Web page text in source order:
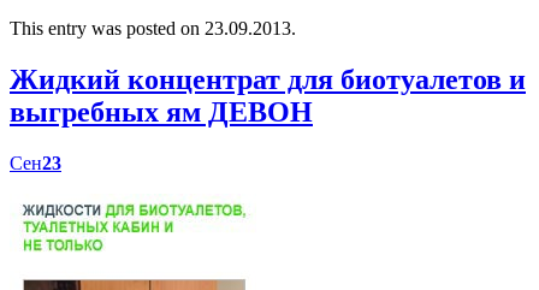
This entry was posted on 23.09.2013.
Жидкий концентрат для биотуалетов и
выгребных ям ДЕВОН
Сен23